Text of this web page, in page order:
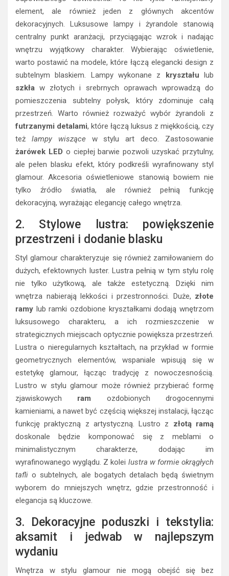
element, ale również jeden z głównych akcentów
dekoracyjnych. Luksusowe lampy i żyrandole stanowią
centralny punkt aranżacji, przyciągając wzrok i nadając
wnętrzu wyjątkowy charakter. Wybierając oświetlenie,
warto postawić na modele, które łączą elegancki design z
subtelnym blaskiem. Lampy wykonane z kryształu lub
szkła w złotych i srebrnych oprawach wprowadzą do
pomieszczenia subtelny połysk, który zdominuje całą
przestrzeń. Warto również rozważyć wybór żyrandoli z
futrzanymi detalami, które łączą luksus z miękkością, czy
też lampy wiszące w stylu art deco. Zastosowanie
żarówek LED o ciepłej barwie pozwoli uzyskać przytulny,
ale pełen blasku efekt, który podkreśli wyrafinowany styl
glamour. Akcesoria oświetleniowe stanowią bowiem nie
tylko źródło światła, ale również pełnią funkcję
dekoracyjną, wyrażając elegancję całego wnętrza.
2. Stylowe lustra: powiększenie
przestrzeni i dodanie blasku
Styl glamour charakteryzuje się również zamiłowaniem do
dużych, efektownych luster. Lustra pełnią w tym stylu rolę
nie tylko użytkową, ale także estetyczną. Dzięki nim
wnętrza nabierają lekkości i przestronności. Duże, złote
ramy lub ramki ozdobione kryształkami dodają wnętrzom
luksusowego charakteru, a ich rozmieszczenie w
strategicznych miejscach optycznie powiększa przestrzeń.
Lustra o nieregularnych kształtach, na przykład w formie
geometrycznych elementów, wspaniale wpisują się w
estetykę glamour, łącząc tradycję z nowoczesnością.
Lustro w stylu glamour może również przybierać formę
zjawiskowych ram ozdobionych drogocennymi
kamieniami, a nawet być częścią większej instalacji, łącząc
funkcję praktyczną z artystyczną. Lustro z złotą ramą
doskonale będzie komponować się z meblami o
minimalistycznym charakterze, dodając im
wyrafinowanego wyglądu. Z kolei lustra w formie okrągłych
tafli o subtelnych, ale bogatych detalach będą świetnym
wyborem do mniejszych wnętrz, gdzie przestronność i
elegancja są kluczowe.
3. Dekoracyjne poduszki i tekstylia:
aksamit i jedwab w najlepszym
wydaniu
Wnętrza w stylu glamour nie mogą obejść się bez